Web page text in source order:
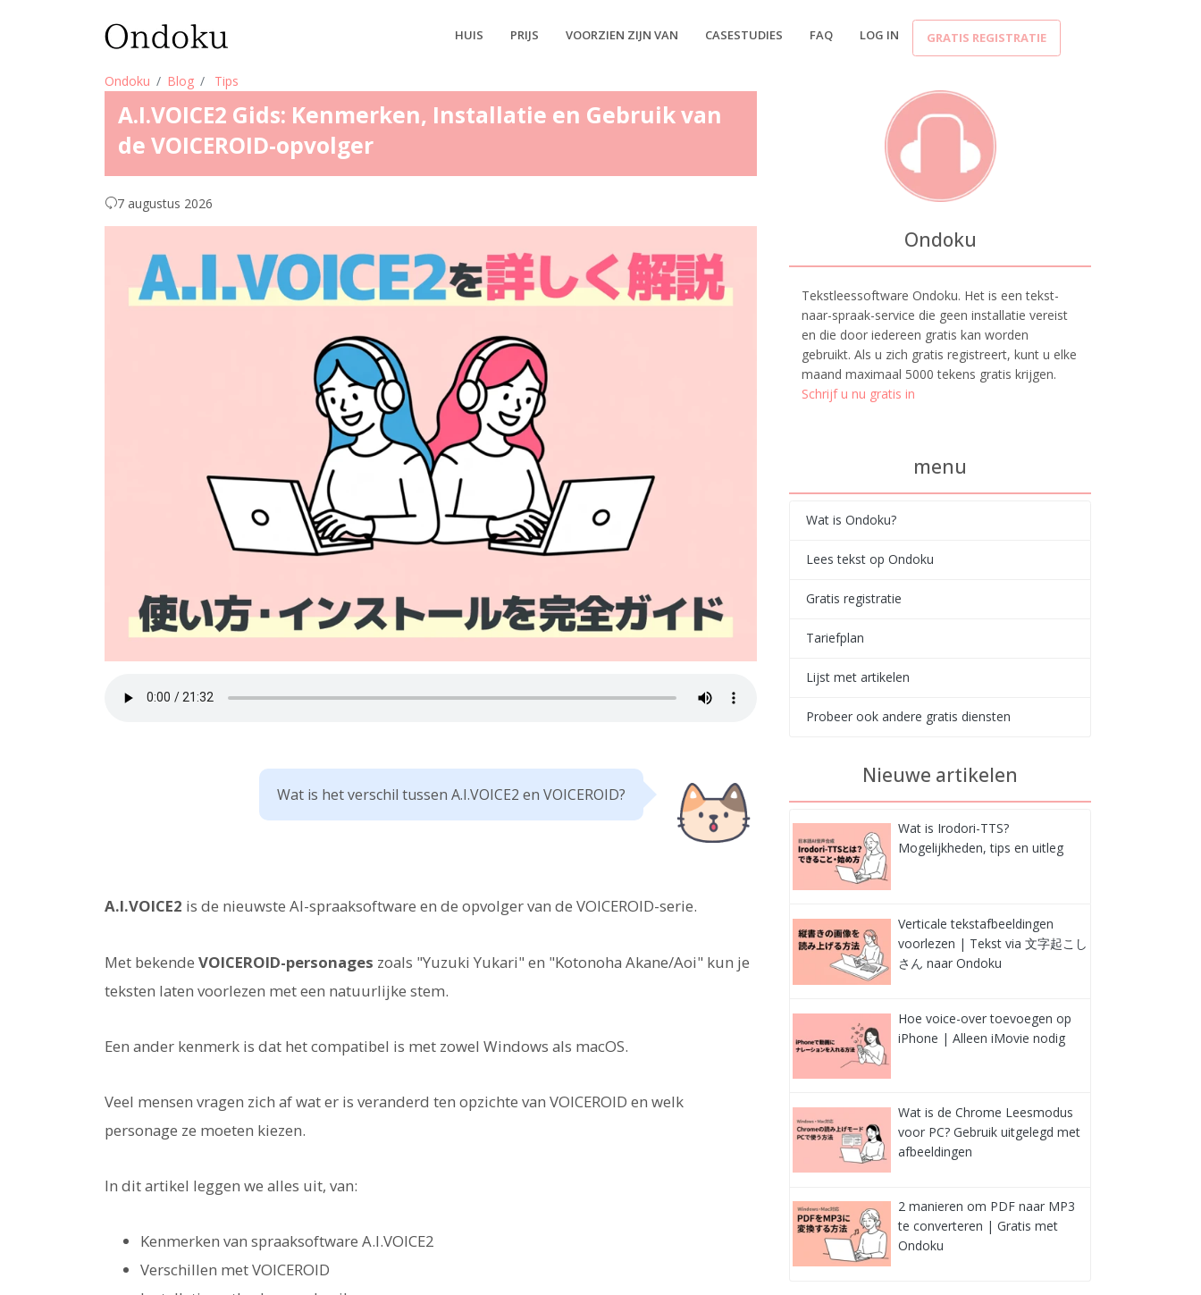
HUIS PRIJS VOORZIEN ZIJN VAN CASESTUDIES FAQ LOG IN GRATIS REGISTRATIE
Ondoku Blog Tips
A.I.VOICE2 Gids: Kenmerken, Installatie en Gebruik van
de VOICEROID-opvolger
7 augustus 2026
Wat is het verschil tussen A.I.VOICE2 en VOICEROID?
A.I.VOICE2 is de nieuwste AI-spraaksoftware en de opvolger van de VOICEROID-serie.
Met bekende VOICEROID-personages zoals "Yuzuki Yukari" en "Kotonoha Akane/Aoi" kun je
teksten laten voorlezen met een natuurlijke stem.
Een ander kenmerk is dat het compatibel is met zowel Windows als macOS.
Veel mensen vragen zich af wat er is veranderd ten opzichte van VOICEROID en welk
personage ze moeten kiezen.
In dit artikel leggen we alles uit, van:
Kenmerken van spraaksoftware A.I.VOICE2
Verschillen met VOICEROID
Ondoku
Tekstleessoftware Ondoku. Het is een tekst-
naar-spraak-service die geen installatie vereist
en die door iedereen gratis kan worden
gebruikt. Als u zich gratis registreert, kunt u elke
maand maximaal 5000 tekens gratis krijgen.
Schrijf u nu gratis in
menu
Wat is Ondoku?
Lees tekst op Ondoku
Gratis registratie
Tariefplan
Lijst met artikelen
Probeer ook andere gratis diensten
Nieuwe artikelen
Wat is Irodori-TTS?
Mogelijkheden, tips en uitleg
Verticale tekstafbeeldingen
voorlezen | Tekst via 文字起こし
さん naar Ondoku
Hoe voice-over toevoegen op
iPhone | Alleen iMovie nodig
Wat is de Chrome Leesmodus
voor PC? Gebruik uitgelegd met
afbeeldingen
2 manieren om PDF naar MP3
te converteren | Gratis met
Ondoku